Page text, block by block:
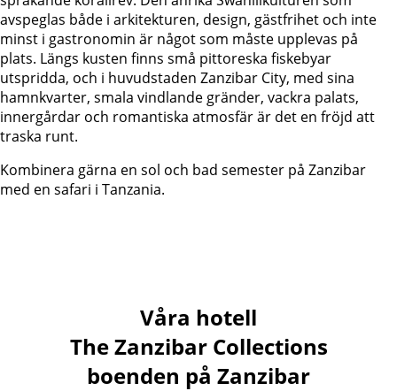
avspeglas både i arkitekturen, design, gästfrihet och inte
minst i gastronomin är något som måste upplevas på
plats. Längs kusten finns små pittoreska fiskebyar
utspridda, och i huvudstaden Zanzibar City, med sina
hamnkvarter, smala vindlande gränder, vackra palats,
innergårdar och romantiska atmosfär är det en fröjd att
traska runt.
Kombinera gärna en sol och bad semester på Zanzibar
med en safari i Tanzania.
Våra hotell
The Zanzibar Collections
boenden på Zanzibar